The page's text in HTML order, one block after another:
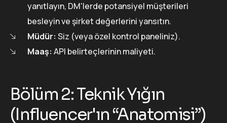
yanıtlayın, DM'lerde potansiyel müşterileri
besleyin ve şirket değerlerini yansıtın.
Müdür: Siz (veya özel kontrol paneliniz).
Maaş: API belirteçlerinin maliyeti.
Bölüm 2: Teknik Yığın
(Influencer'ın “Anatomisi”)